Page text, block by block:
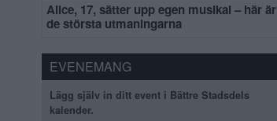
Alice, 17, sätter upp egen musikal – här är
de största utmaningarna
EVENEMANG
Lägg själv in ditt event i Bättre Stadsdels
kalender.